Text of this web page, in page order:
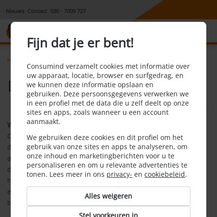
Nieuws Contact 030 - 7009 727
Home
Dienstenwijzer
Wat is Consumind?
Consumind is een idee en initiatief van MTVTD BV. Onze
dienstverlening bestaat uit het aanbieden van financieel
advies en een makkelijke overstap naar leveranciers van
diensten die een belangrijke uitgave vormen in het
huishoudboekje. Hierbij kunt u denken aan leveranciers van
energie, internet, (digitale) televisie, vaste telefonie, mobiele
telefonie, lopende leningen, hypotheken of verzekeringen.
Fijn dat je er bent!
Consumind verzamelt cookies met informatie over
uw apparaat, locatie, browser en surfgedrag, en
we kunnen deze informatie opslaan en
gebruiken. Deze persoonsgegevens verwerken we
in een profiel met de data die u zelf deelt op onze
sites en apps, zoals wanneer u een account
aanmaakt.
We gebruiken deze cookies en dit profiel om het
gebruik van onze sites en apps te analyseren, om
onze inhoud en marketingberichten voor u te
personaliseren en om u relevante advertenties te
tonen. Lees meer in ons privacy- encookiebeleid.
Alles weigeren
Stel voorkeuren in